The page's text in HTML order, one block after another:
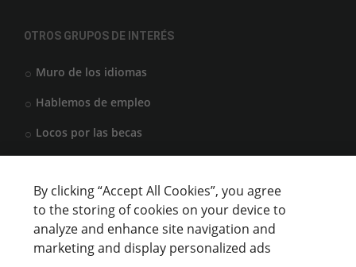
OTROS GRUPOS DE INTERÉS
Muro de los idiomas
Hablemos de empleo
Locos por las becas
CENTROS DE FORMACIÓN
Anunciar cursos
By clicking “Accept All Cookies”, you agree
to the storing of cookies on your device to
analyze and enhance site navigation and
marketing and display personalized ads